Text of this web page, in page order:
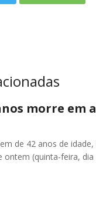
morre
de 42 anos de
ontem (quinta-feira,